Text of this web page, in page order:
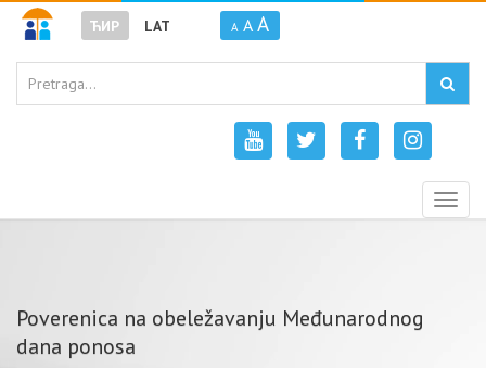
ЋИР LAT A A A
Poverenica na obeležavanju Međunarodnog
dana ponosa